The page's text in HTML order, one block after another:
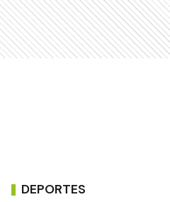
DEPORTES